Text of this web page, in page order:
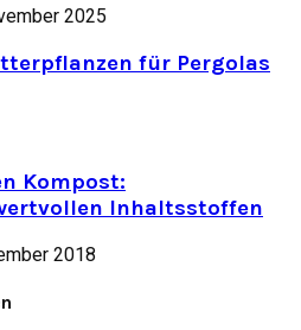
2025
für Pergolas
Kompost:
Inhaltsstoffen
2018